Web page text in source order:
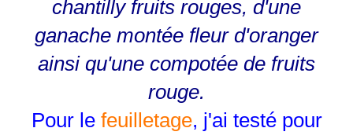
chantilly fruits rouges, d'une
ganache montée fleur d'oranger
ainsi qu'une compotée de fruits
rouge.
Pour le feuilletage, j'ai testé pour